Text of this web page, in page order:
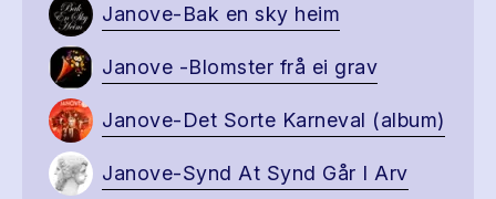
Janove-Bak en sky heim
Janove -Blomster frå ei grav
Janove-Det Sorte Karneval (album)
Janove-Synd At Synd Går I Arv